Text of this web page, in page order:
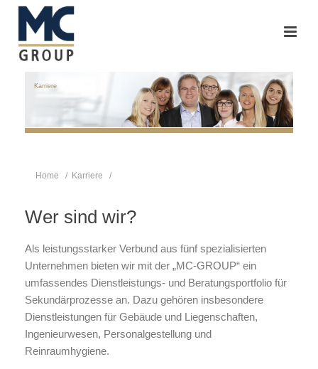
Karriere
Home / Karriere /
Wer sind wir?
Als leistungsstarker Verbund aus fünf spezialisierten
Unternehmen bieten wir mit der „MC-GROUP“ ein
umfassendes Dienstleistungs- und Beratungsportfolio für
Sekundärprozesse an. Dazu gehören insbesondere
Dienstleistungen für Gebäude und Liegenschaften,
Ingenieurwesen, Personalgestellung und
Reinraumhygiene.